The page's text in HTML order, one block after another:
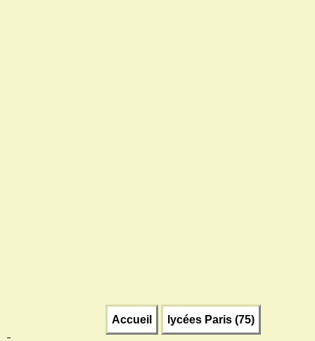
Accueil lycées Paris (75)